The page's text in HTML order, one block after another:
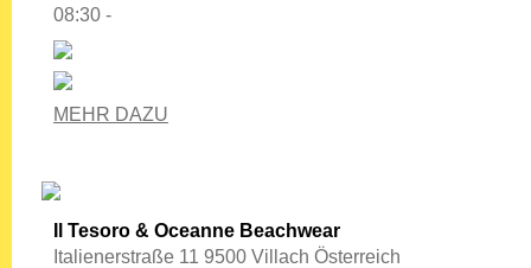
08:30 -
MEHR DAZU
Il Tesoro & Oceanne Beachwear
Italienerstraße 11 9500 Villach Österreich